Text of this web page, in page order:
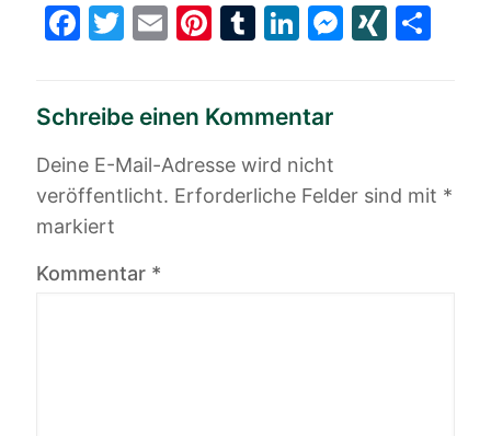
Facebook
Twitter
EmailPinterest
Tumblr
LinkedIn
XING
Schreibe einen Kommentar
Deine E-Mail-Adresse wird nicht
veröffentlicht. Erforderliche Felder sind mit *
markiert
Kommentar *